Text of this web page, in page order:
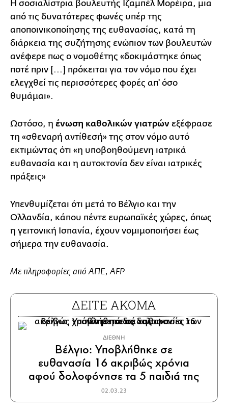
Η σοσιαλίστρια βουλευτής Ιζαμπέλ Μορέιρα, μια
από τις δυνατότερες φωνές υπέρ της
αποποινικοποίησης της ευθανασίας, κατά τη
διάρκεια της συζήτησης ενώπιον των βουλευτών
ανέφερε πως ο νομοθέτης «δοκιμάστηκε όπως
ποτέ πριν [...] πρόκειται για τον νόμο που έχει
ελεγχθεί τις περισσότερες φορές απ' όσο
θυμάμαι».
Ωστόσο, η ένωση καθολικών γιατρών εξέφρασε
τη «σθεναρή αντίθεσή» της στον νόμο αυτό
εκτιμώντας ότι «η υποβοηθούμενη ιατρικά
ευθανασία και η αυτοκτονία δεν είναι ιατρικές
πράξεις»
Υπενθυμίζεται ότι μετά το Βέλγιο και την
Ολλανδία, κάπου πέντε ευρωπαϊκές χώρες, όπως
η γειτονική Ισπανία, έχουν νομιμοποιήσει έως
σήμερα την ευθανασία.
Με πληροφορίες από ΑΠΕ, AFP
ΔΕΙΤΕ ΑΚΟΜΑ
ΔΙΕΘΝΗ
Βέλγιο: Υποβλήθηκε σε
ευθανασία 16 ακριβώς χρόνια
αφού δολοφόνησε τα 5 παιδιά της
02.03.23